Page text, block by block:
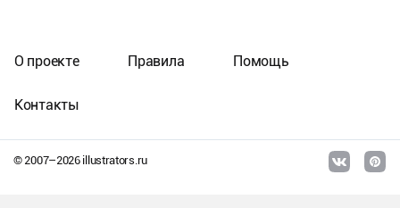
© 2007–2026illustrators.ru
О проекте Правила Помощь
Контакты